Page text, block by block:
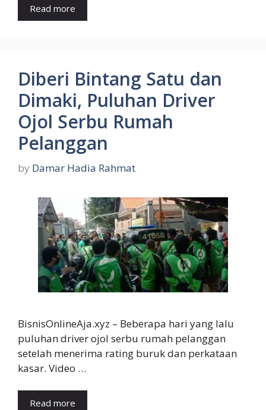
Read more
Diberi Bintang Satu dan
Dimaki, Puluhan Driver
Ojol Serbu Rumah
Pelanggan
by Damar Hadia Rahmat
BisnisOnlineAja.xyz – Beberapa hari yang lalu
puluhan driver ojol serbu rumah pelanggan
setelah menerima rating buruk dan perkataan
kasar. Video …
Read more